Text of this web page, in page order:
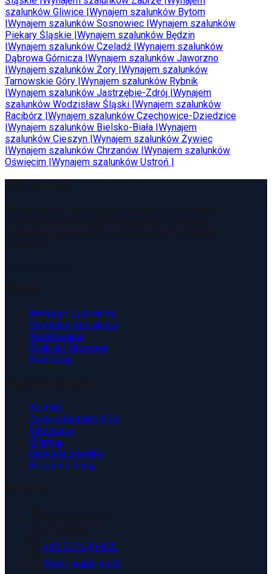
szalunków Gliwice Wynajem szalunków Bytom
Wynajem szalunków Sosnowiec Wynajem szalunków
Piekary Śląskie Wynajem szalunków Będzin
Wynajem szalunków Czeladź Wynajem szalunków
Dąbrowa Górnicza Wynajem szalunków Jaworzno
Wynajem szalunków Żory Wynajem szalunków
Tarnowskie Góry Wynajem szalunków Rybnik
Wynajem szalunków Jastrzębie-Zdrój Wynajem
szalunków Wodzisław Śląski Wynajem szalunków
Racibórz Wynajem szalunków Czechowice-Dziedzice
Wynajem szalunków Bielsko-Biała Wynajem
szalunków Cieszyn Wynajem szalunków Żywiec
Wynajem szalunków Chrzanów Wynajem szalunków
Oświęcim Wynajem szalunków Ustroń
Wynajem szalunków
Sprzedaż szalunków
Rusztowania
Szalunki stropowe
Realizacje
Kontakt
Zasięg dostawy HDS
Informacje
O firmie
Usługi budowlane
Koszenie trawy
+48 537 639 955
Wyślij wiadomość